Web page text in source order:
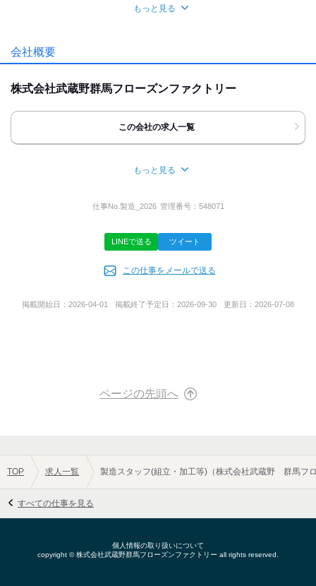
応募時のメリット
友達応募
[最寄駅]
群馬県 太田市⁄太田駅 (車 15分)ほか
[住所]
地図・アクセス詳細を見る
【応募する】ボタンよりエントリーしてください。
普段つながりやすい連絡先を入力ください。
「バイトルを見た」とお申し付けください。
◎面接日
当日は「履歴書」「本人確認書類」（免許書等）をお持ちくださ
もっと見る
会社概要
株式会社武蔵野群馬フローズンファクトリー
この会社の求人一覧
埼玉県朝霞市西原1-1-1
もっと見る
仕事No. 製造_2026 管理番号： 548071
LINEで送る ツイート
この仕事をメールで送る
掲載開始日： 2026-04-01 掲載終了予定日： 2026-09-30 更新日： 2026-07-08
ページの先頭へ
TOP 求人一覧 製造スタッフ(組立・加工等)（株式会社武蔵野 群馬フ
すべての仕事を見る
個人情報の取り扱いについて
copyright ©株式会社武蔵野群馬フローズンファクトリー all rights reserved.